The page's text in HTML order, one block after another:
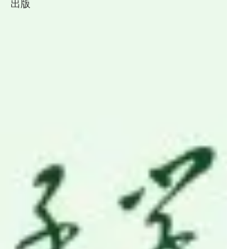
出版